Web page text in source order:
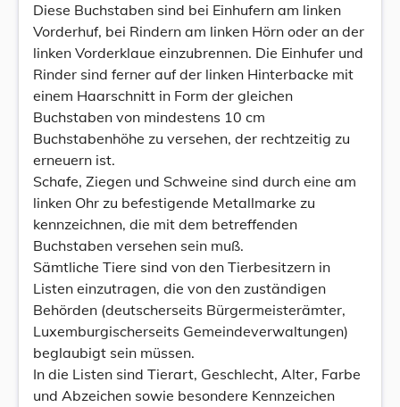
Diese Buchstaben sind bei Einhufern am linken
Vorderhuf, bei Rindern am linken Hörn oder an der
linken Vorderklaue einzubrennen. Die Einhufer und
Rinder sind ferner auf der linken Hinterbacke mit
einem Haarschnitt in Form der gleichen
Buchstaben von mindestens 10 cm
Buchstabenhöhe zu versehen, der rechtzeitig zu
erneuern ist.
Schafe, Ziegen und Schweine sind durch eine am
linken Ohr zu befestigende Metallmarke zu
kennzeichnen, die mit dem betreffenden
Buchstaben versehen sein muß.
Sämtliche Tiere sind von den Tierbesitzern in
Listen einzutragen, die von den zuständigen
Behörden (deutscherseits Bürgermeisterämter,
Luxemburgischerseits Gemeindeverwaltungen)
beglaubigt sein müssen.
In die Listen sind Tierart, Geschlecht, Alter, Farbe
und Abzeichen sowie besondere Kennzeichen